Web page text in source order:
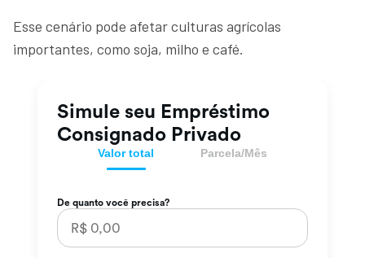
Esse cenário pode afetar culturas agrícolas
importantes, como soja, milho e café.